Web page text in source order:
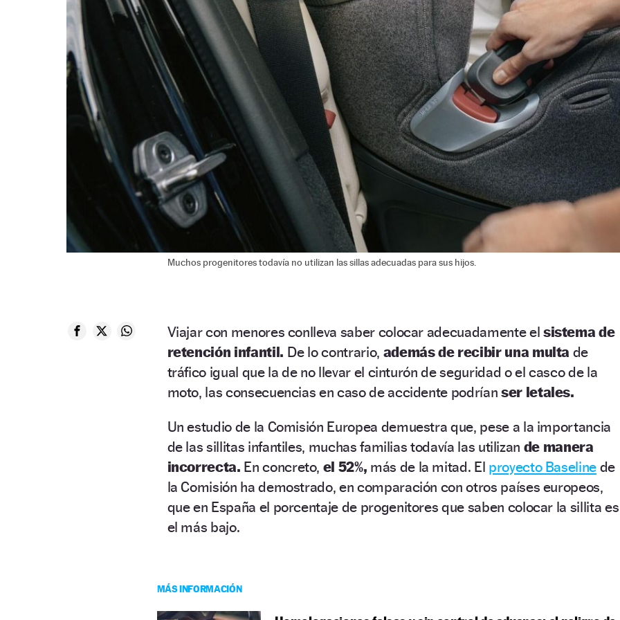
Muchos progenitores todavía no utilizan las sillas adecuadas para sus hijos.
Viajar con menores conlleva saber colocar adecuadamente el sistema de
retención infantil. De lo contrario, además de recibir una multa de
tráfico igual que la de no llevar el cinturón de seguridad o el casco de la
moto, las consecuencias en caso de accidente podrían ser letales.
Un estudio de la Comisión Europea demuestra que, pese a la importancia
de las sillitas infantiles, muchas familias todavía las utilizan de manera
incorrecta. En concreto, el 52%, más de la mitad. El proyecto Baseline de
la Comisión ha demostrado, en comparación con otros países europeos,
que en España el porcentaje de progenitores que saben colocar la sillita es
el más bajo.
MÁS INFORMACIÓN